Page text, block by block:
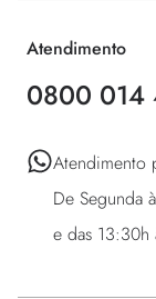
Atendimento
0800 014
Atendimento
De Segunda
e das 13:30h